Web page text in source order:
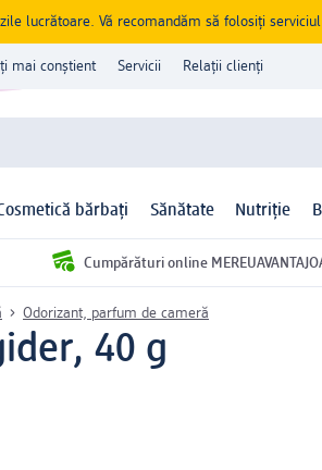
lucrătoare. Vă recomandăm să folosiți serviciul
mai conștient Servicii Relații clienți
bărbați Sănătate Nutriție
Cumpărături online
Odorizant, parfum de cameră
40 g